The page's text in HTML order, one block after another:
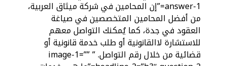
answer-1=”إن المحامين في شركة ميثاق العربية،
من أفضل المحامين المتخصصين في صياغة
العقود في جدة، كما يُمكنك التواصل معهم
للاستشارة لاالقانونية أو طلب خدمة قانونية أو
قضائية من خلال رقم التواصل. ” image-1=””